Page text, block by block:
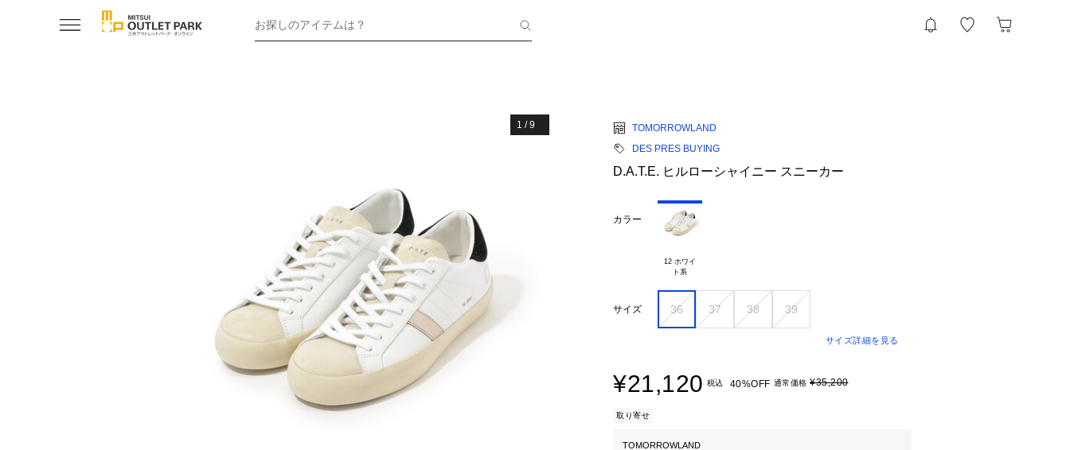
お探しのアイテムは？
1 /9
TOMORROWLAND
DES PRES BUYING
D.A.T.E. ヒルローシャイニー スニーカー
カラー
12 ホワイ
サイズ 36 37 38 39
サイズ詳細を見る
¥21,120 税込 40%OFF 通常価格 ¥35,200
取り寄せ
TOMORROWLAND